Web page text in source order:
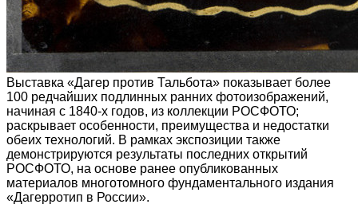
Выставка «Дагер против Тальбота» показывает более
100 редчайших подлинных ранних фотоизображений,
начиная с 1840-х годов, из коллекции РОСФОТО;
раскрывает особенности, преимущества и недостатки
обеих технологий. В рамках экспозиции также
демонстрируются результаты последних открытий
РОСФОТО, на основе ранее опубликованных
материалов многотомного фундаментального издания
«Дагерротип в России».